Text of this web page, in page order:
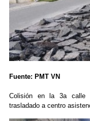
Fuente: PMT VN
Colisión en la 3a calle
trasladado a centro